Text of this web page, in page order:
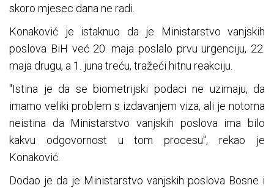
skoro mjesec dana ne radi.
Konaković je istaknuo da je Ministarstvo vanjskih
poslova BiH već 20. maja poslalo prvu urgenciju, 22.
maja drugu, a 1. juna treću, tražeći hitnu reakciju.
"Istina je da se biometrijski podaci ne uzimaju, da
imamo veliki problem s izdavanjem viza, ali je notorna
neistina da Ministarstvo vanjskih poslova ima bilo
kakvu odgovornost u tom procesu", rekao je
Konaković.
Dodao je da je Ministarstvo vanjskih poslova Bosne i